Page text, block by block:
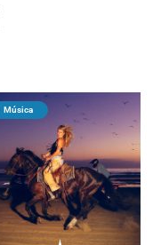
Música